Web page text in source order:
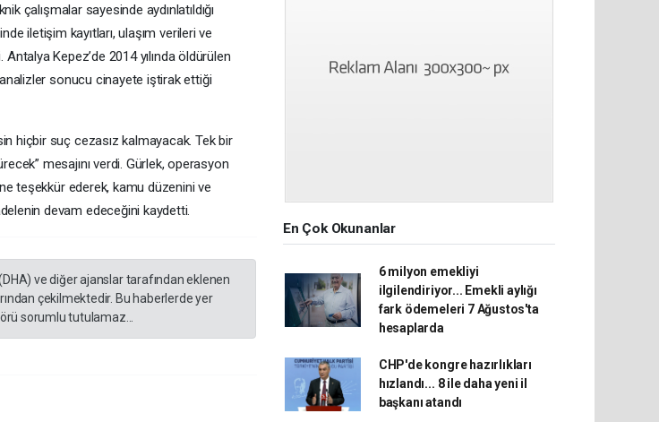
çalışmalar sayesinde aydınlatıldığı
iletişim kayıtları, ulaşım verileri ve
Kepez’de 2014 yılında öldürülen
sonucu cinayete iştirak ettiği
hiçbir suç cezasız kalmayacak. Tek bir
mesajını verdi. Gürlek, operasyon
teşekkür ederek, kamu düzenini ve
devam edeceğini kaydetti.
ve diğer ajanslar tarafından eklenen
çekilmektedir. Bu haberlerde yer
sorumlu tutulamaz...
En Çok Okunanlar
6 milyon emekliyi
ilgilendiriyor... Emekli aylığı
fark ödemeleri 7 Ağustos'ta
hesaplarda
CHP'de kongre hazırlıkları
hızlandı... 8 ile daha yeni il
başkanı atandı